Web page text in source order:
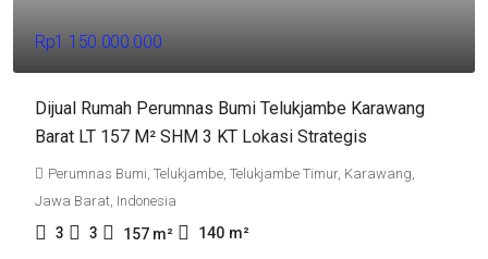
Rp1.150.000.000
Dijual Rumah Perumnas Bumi Telukjambe Karawang
Barat LT 157 M² SHM 3 KT Lokasi Strategis
Perumnas Bumi, Telukjambe, Telukjambe Timur, Karawang,
Jawa Barat, Indonesia
3 3 157 m² 140 m²